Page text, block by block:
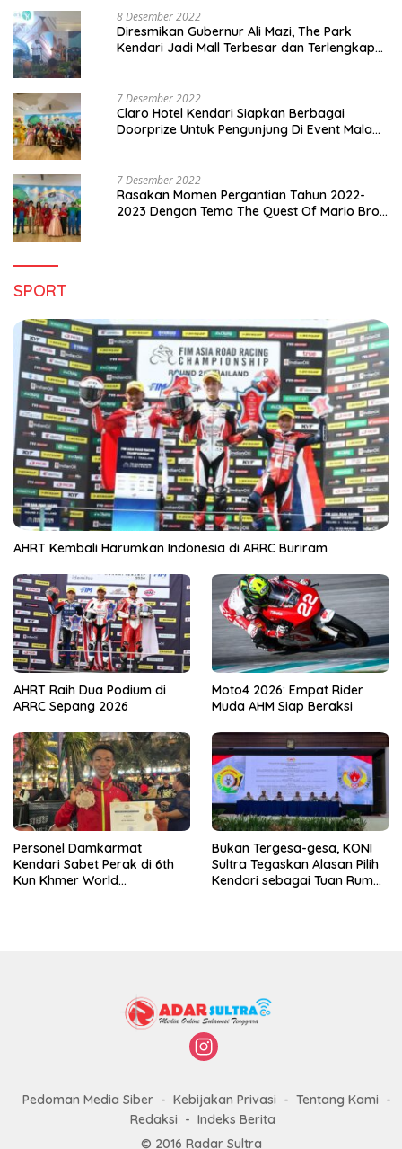
8 Desember 2022
Diresmikan Gubernur Ali Mazi, The Park
Kendari Jadi Mall Terbesar dan Terlengkap
7 Desember 2022
Claro Hotel Kendari Siapkan Berbagai
Doorprize Untuk Pengunjung Di Event Malam
7 Desember 2022
Rasakan Momen Pergantian Tahun 2022-
2023 Dengan Tema The Quest Of Mario Bros
SPORT
AHRT Kembali Harumkan Indonesia di ARRC Buriram
AHRT Raih Dua Podium di
ARRC Sepang 2026
Moto4 2026: Empat Rider
Muda AHM Siap Beraksi
Personel Damkarmat
Kendari Sabet Perak di 6th
Kun Khmer World
Bukan Tergesa-gesa, KONI
Sultra Tegaskan Alasan Pilih
Kendari sebagai Tuan Rumah
Pedoman Media Siber Kebijakan Privasi
Tentang Kami
Redaksi
Indeks Berita
© 2016 Radar Sultra